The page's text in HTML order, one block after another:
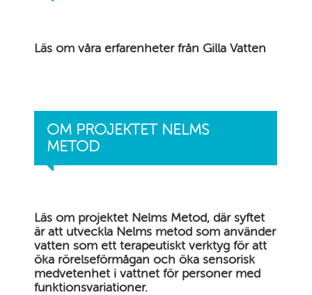
Läs om våra erfarenheter från Gilla Vatten
OM PROJEKTET NELMS
METOD
Läs om projektet Nelms Metod, där syftet
är att utveckla Nelms metod som använder
vatten som ett terapeutiskt verktyg för att
öka rörelseförmågan och öka sensorisk
medvetenhet i vattnet för personer med
funktionsvariationer.